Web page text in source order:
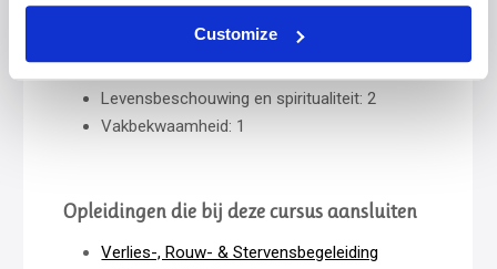
Customize
Levensbeschouwing en spiritualiteit: 2
Vakbekwaamheid: 1
Opleidingen die bij deze cursus aansluiten
Verlies-, Rouw- & Stervensbegeleiding